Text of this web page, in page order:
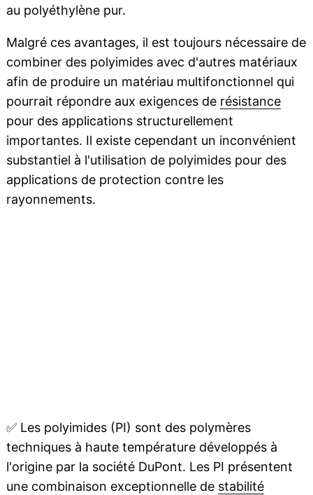
au polyéthylène pur.
Malgré ces avantages, il est toujours nécessaire de
combiner des polyimides avec d'autres matériaux
afin de produire un matériau multifonctionnel qui
pourrait répondre aux exigences de résistance
pour des applications structurellement
importantes. Il existe cependant un inconvénient
substantiel à l'utilisation de polyimides pour des
applications de protection contre les
rayonnements.
✅Les polyimides (PI) sont des polymères
techniques à haute température développés à
l'origine par la société DuPont. Les PI présentent
une combinaison exceptionnelle de stabilité